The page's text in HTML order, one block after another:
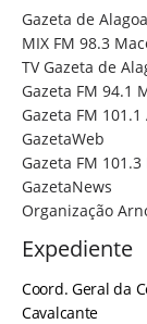
Gazeta de
MIX FM 98.3
TV Gazeta de
Gazeta FM 94.1
Gazeta FM
GazetaWeb
Gazeta FM
GazetaNews
Organização
Expediente
Coord. Geral da
Cavalcante